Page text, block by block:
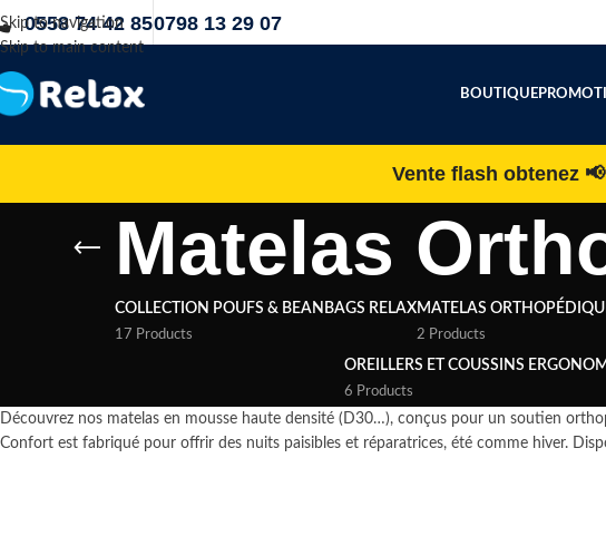
Skip to navigation
Skip to main content
0558 74 42 850798 13 29 07
BOUTIQUE
Vente flash obtenez
Matelas
COLLECTION POUFS & BEANBAGS RELAX
17 Products
MATELAS
2 Products
OREILLERS ET COUSSINS
6 Products
Découvrez nos matelas en mousse haute densité (D30…), conçus pour un soutien
Confort est fabriqué pour offrir des nuits paisibles et réparatrices, été comme hiver.